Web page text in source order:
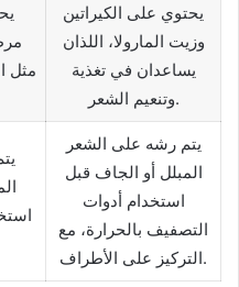
مثل
يحتوي على الكيراتين
وزيت المارولا، اللذان
يساعدان في تغذية
وتنعيم الشعر.
يتم رشه على الشعر
المبلل أو الجاف قبل
استخدام أدوات
التصفيف بالحرارة، مع
التركيز على الأطراف.